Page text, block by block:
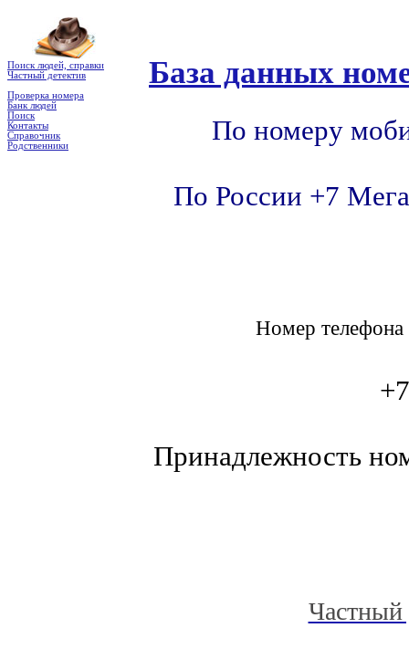
Поиск людей, справки
Частный детектив
Проверка номера
Банк людей
Поиск
Контакты
Справочник
Родственники
База данных
По номеру
По России +7
Номер
Принадлежность
Частный